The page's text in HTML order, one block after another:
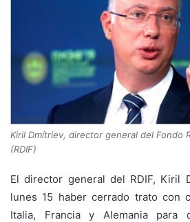
Kiril Dmítriev, director general del Fondo
(RDIF)
El director general del RDIF, Kiril
lunes 15 haber cerrado trato con
Italia, Francia y Alemania